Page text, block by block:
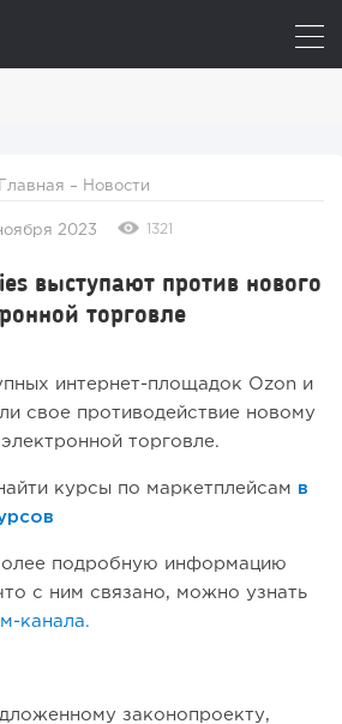
Главная – Новости
2023 1321
выступают против нового
торговле
интернет-площадок Ozon и
свое противодействие новому
торговле.
курсы по маркетплейсам в
подробную информацию
с ним связано, можно узнать
канала.
законопроекту,